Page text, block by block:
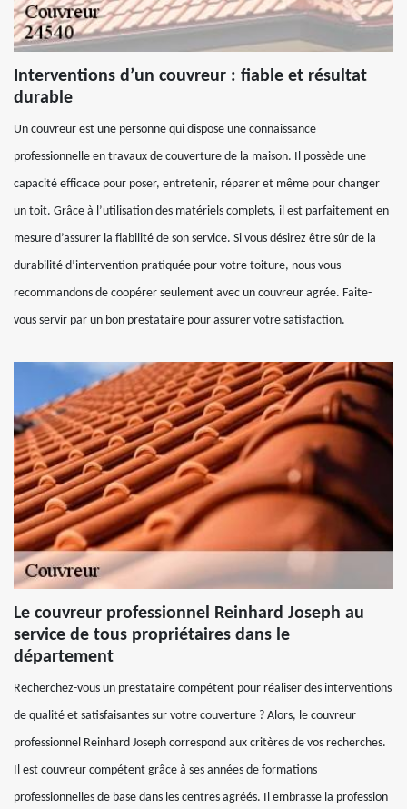
Interventions d’un couvreur : fiable et résultat
durable
Un couvreur est une personne qui dispose une connaissance
professionnelle en travaux de couverture de la maison. Il possède une
capacité efficace pour poser, entretenir, réparer et même pour changer
un toit. Grâce à l’utilisation des matériels complets, il est parfaitement en
mesure d’assurer la fiabilité de son service. Si vous désirez être sûr de la
durabilité d’intervention pratiquée pour votre toiture, nous vous
recommandons de coopérer seulement avec un couvreur agrée. Faite-
vous servir par un bon prestataire pour assurer votre satisfaction.
Le couvreur professionnel Reinhard Joseph au
service de tous propriétaires dans le
département
Recherchez-vous un prestataire compétent pour réaliser des interventions
de qualité et satisfaisantes sur votre couverture ? Alors, le couvreur
professionnel Reinhard Joseph correspond aux critères de vos recherches.
Il est couvreur compétent grâce à ses années de formations
professionnelles de base dans les centres agréés. Il embrasse la profession